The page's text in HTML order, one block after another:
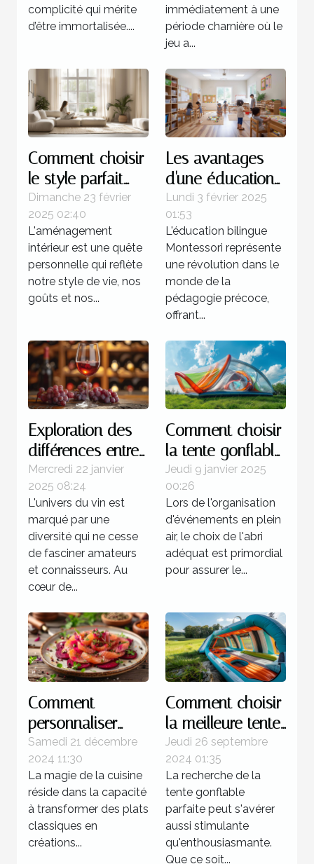
complicité qui mérite
d’être immortalisée....
immédiatement à une
période charnière où le
jeu a...
Comment choisir
le style parfait
pour votre
aménagement
intérieur
Dimanche 23 février
2025 02:40
L'aménagement
intérieur est une quête
personnelle qui reflète
notre style de vie, nos
goûts et nos...
Les avantages
d'une éducation
bilingue
Montessori dès la
petite enfance
Lundi 3 février 2025
01:53
L'éducation bilingue
Montessori représente
une révolution dans le
monde de la
pédagogie précoce,
offrant...
Exploration des
différences entre
les vins de la rive
gauche et de la
rive droite
Mercredi 22 janvier
2025 08:24
L'univers du vin est
marqué par une
diversité qui ne cesse
de fasciner amateurs
et connaisseurs. Au
cœur de...
Comment choisir
la tente gonflable
idéale pour vos
événements
Jeudi 9 janvier 2025
00:26
Lors de l'organisation
d'événements en plein
air, le choix de l'abri
adéquat est primordial
pour assurer le...
Comment
personnaliser
votre gravlax à la
betterave avec
des épices
locales
Samedi 21 décembre
2024 11:30
La magie de la cuisine
réside dans la capacité
à transformer des plats
classiques en
créations...
Comment choisir
la meilleure tente
gonflable pour
votre prochain
événement
Jeudi 26 septembre
2024 01:35
La recherche de la
tente gonflable
parfaite peut s'avérer
aussi stimulante
qu'enthousiasmante.
Que ce soit...